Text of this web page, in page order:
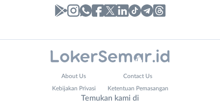
About Us Contact Us
Kebijakan Privasi Ketentuan Pemasangan
Temukan kami di